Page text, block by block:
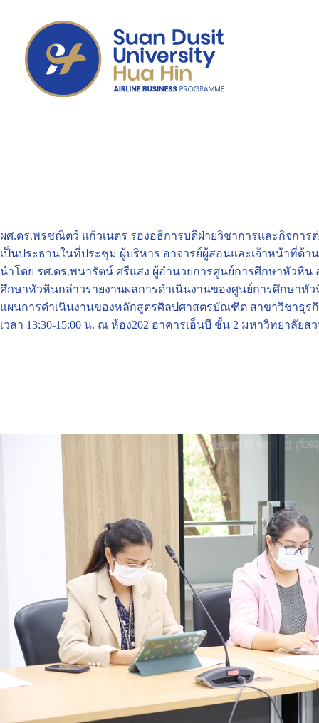
ผศ.ดร.พรชณิตว์ แก้วเนตร รองอธิการบดีฝ่ายวิชาการและกิจการ
เป็นประธานในที่ประชุม ผู้บริหาร อาจารย์ผู้สอนและเจ้าหน้าที่ด้า
นำโดย รศ.ดร.พนารัตน์ ศรีแสง ผู้อำนวยการศูนย์การศึกษาหัวหิน
ศึกษาหัวหินกล่าวรายงานผลการดำเนินงานของศูนย์การศึกษาหั
แผนการดำเนินงานของหลักสูตรศิลปศาสตรบัณฑิต สาขาวิชาธุร
เวลา 13:30-15:00 น. ณ ห้อง202 อาคารเอ็นบี ชั้น 2 มหาวิทยาลัย